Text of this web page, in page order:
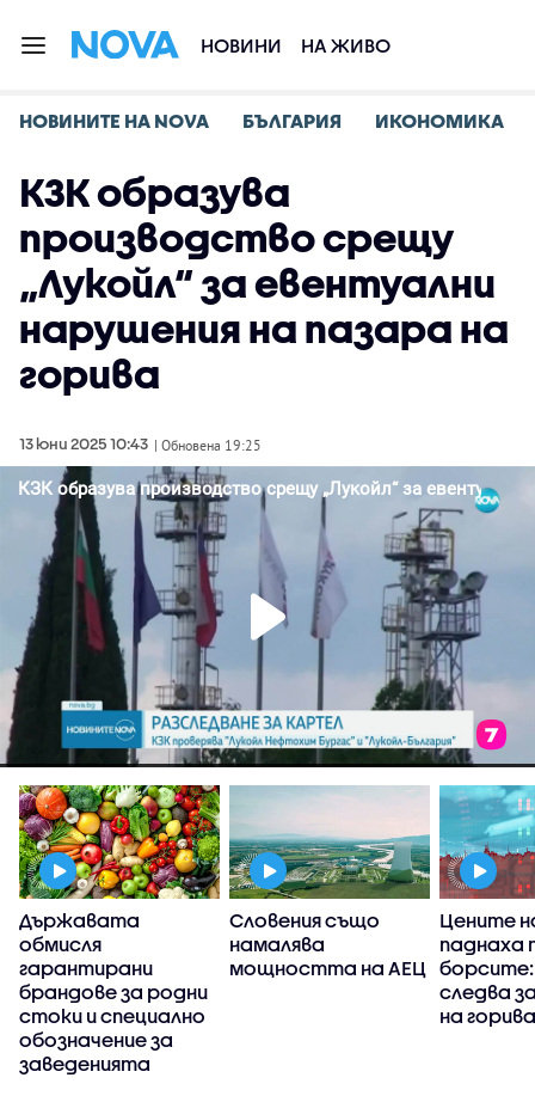
НОВИНИ НА ЖИВО
НОВИНИТЕ НА NOVA БЪЛГАРИЯ ИКОНОМИКА
КЗК образува
производство срещу
„Лукойл“ за евентуални
нарушения на пазара на
горива
13 юни 2025 10:43 | Обновена 19:25
Държавата
обмисля
гарантирани
брандове за родни
стоки и специално
обозначение за
заведенията
Словения също
намалява
мощността на АЕЦ
Цените
паднаха
следва
на